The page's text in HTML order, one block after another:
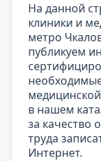
На данной
клиники и
метро
публикуем
в нашем
за качество
труда
Интернет.